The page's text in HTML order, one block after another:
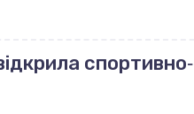
спортивно‐